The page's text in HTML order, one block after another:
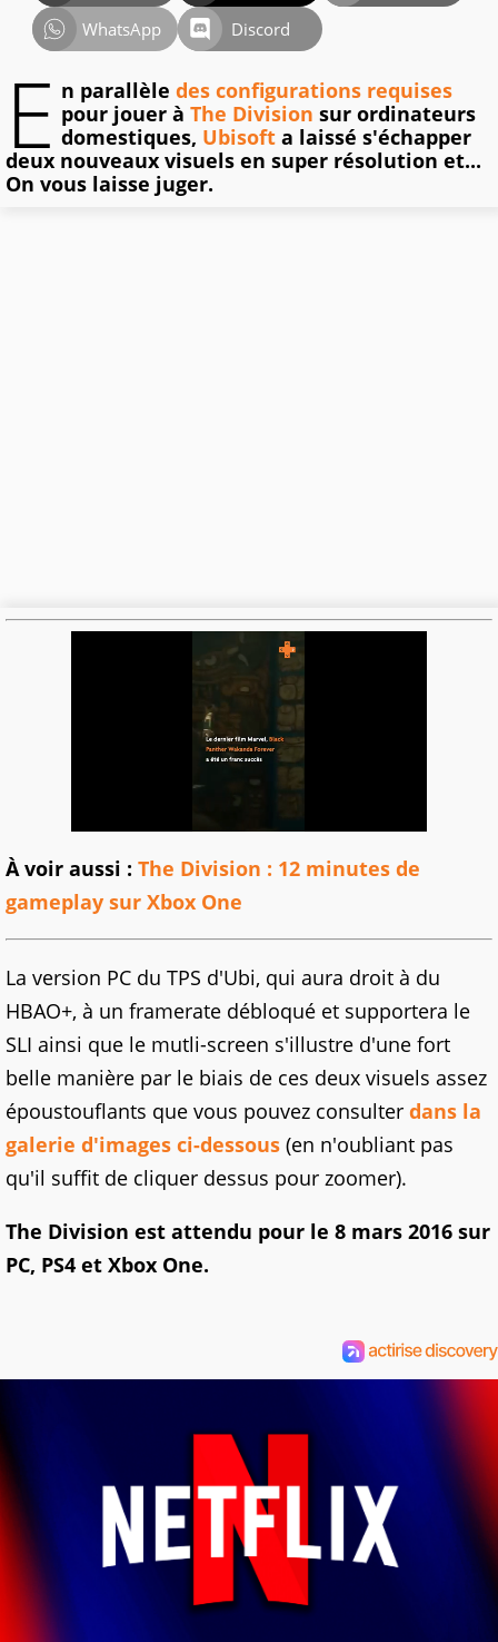
WhatsApp
Discord
E n parallèle des configurations requises
pour jouer à The Division sur ordinateurs
domestiques, Ubisoft a laissé s'échapper
deux nouveaux visuels en super résolution et...
On vous laisse juger.
À voir aussi : The Division : 12 minutes de
gameplay sur Xbox One
La version PC du TPS d'Ubi, qui aura droit à du
HBAO+, à un framerate débloqué et supportera le
SLI ainsi que le mutli-screen s'illustre d'une fort
belle manière par le biais de ces deux visuels assez
époustouflants que vous pouvez consulter dans la
galerie d'images ci-dessous (en n'oubliant pas
qu'il suffit de cliquer dessus pour zoomer).
The Division est attendu pour le 8 mars 2016 sur
PC, PS4 et Xbox One.